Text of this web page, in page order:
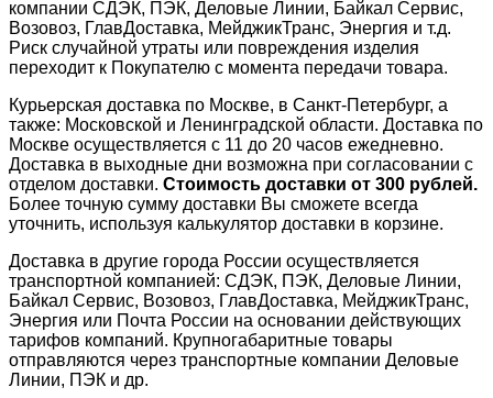
компании СДЭК, ПЭК, Деловые Линии, Байкал Сервис,
Возовоз, ГлавДоставка, МейджикТранс, Энергия и т.д.
Риск случайной утраты или повреждения изделия
переходит к Покупателю с момента передачи товара.
Курьерская доставка по Москве, в Санкт-Петербург, а
также: Московской и Ленинградской области. Доставка по
Москве осуществляется с 11 до 20 часов ежедневно.
Доставка в выходные дни возможна при согласовании с
отделом доставки. Стоимость доставки от 300 рублей.
Более точную сумму доставки Вы сможете всегда
уточнить, используя калькулятор доставки в корзине.
Доставка в другие города России осуществляется
транспортной компанией: СДЭК, ПЭК, Деловые Линии,
Байкал Сервис, Возовоз, ГлавДоставка, МейджикТранс,
Энергия или Почта России на основании действующих
тарифов компаний. Крупногабаритные товары
отправляются через транспортные компании Деловые
Линии, ПЭК и др.